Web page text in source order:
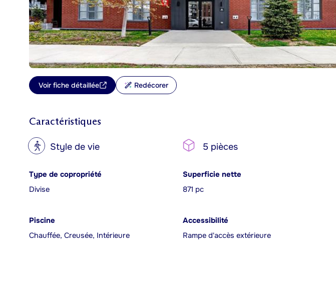
Voir fiche détaillée Redécorer
Caractéristiques
? Style de vie 5 pièces
Type de copropriété
Divise
Superficie nette
871 pc
Piscine
Chauffée, Creusée, Intérieure
Accessibilité
Rampe d'accès extérieure